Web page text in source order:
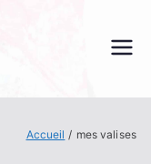
Accueil mes valises